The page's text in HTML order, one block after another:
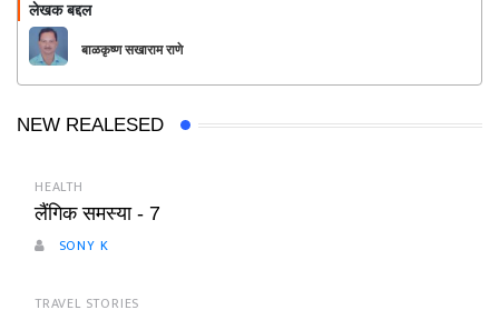
लेखक बद्दल
बाळकृष्ण सखाराम राणे
NEW REALESED
HEALTH
लैंगिक समस्या - 7
SONY K
TRAVEL STORIES